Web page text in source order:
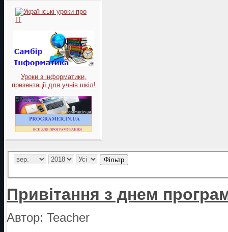
Уроки з інформатики,
презентації для учнів шкіл!
Фільтр
Привітання з днем
Автор: Teacher